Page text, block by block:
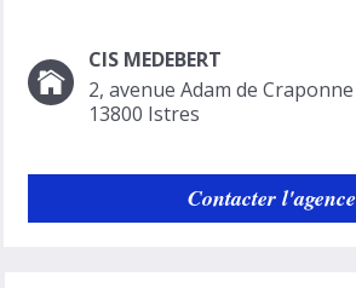
CIS MEDEBERT
2, avenue Adam de Craponne
13800 Istres
Contacter l'agence